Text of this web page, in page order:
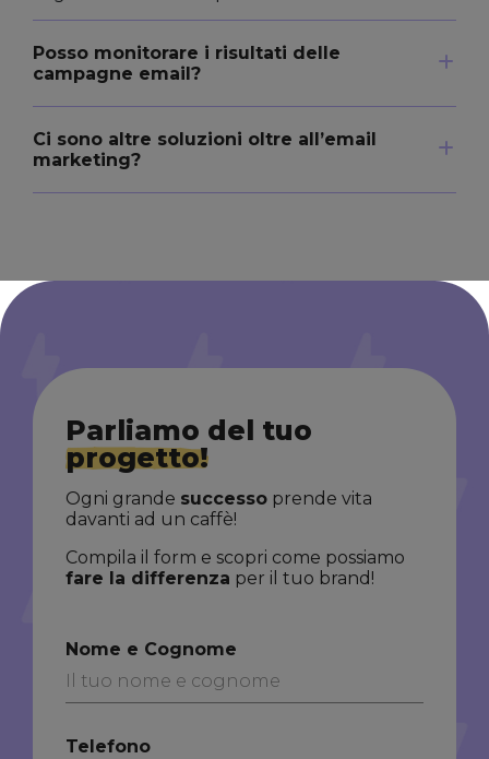
Posso monitorare i risultati delle
campagne email?
Ci sono altre soluzioni oltre all’email
marketing?
Parliamo del tuo
progetto!
Ogni grande successo prende vita
davanti ad un caffè!
Compila il form e scopri come possiamo
fare la differenza per il tuo brand!
Nome e Cognome
Telefono